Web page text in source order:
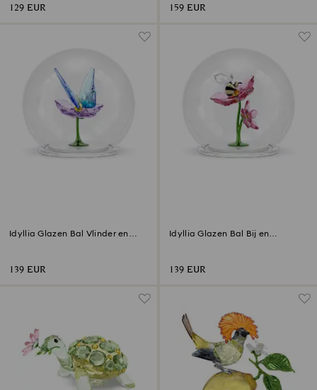
129 EUR 159 EUR
Idyllia Glazen Bal Vlinder en
139 EUR
Idyllia Glazen Bal Bij en
139 EUR